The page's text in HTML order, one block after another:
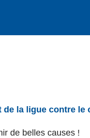
la ligue contre le
de belles causes !